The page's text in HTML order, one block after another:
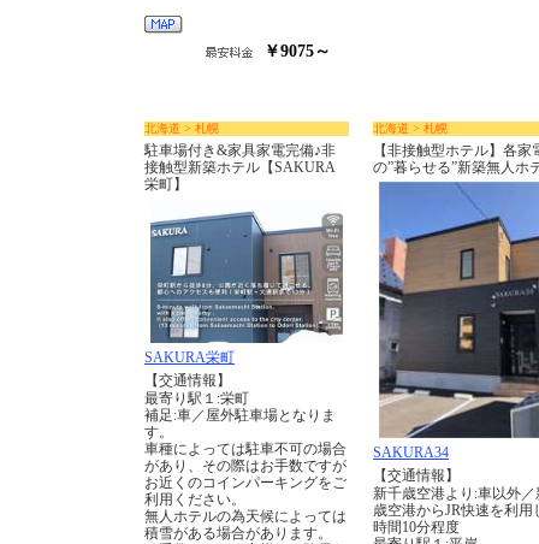
￥9075～
北海道 > 札幌
駐車場付き&家具家電完備♪非
接触型新築ホテル【SAKURA
栄町】
SAKURA栄町
【交通情報】
最寄り駅１:栄町
補足:車／屋外駐車場となりま
す。
車種によっては駐車不可の場合
があり、その際はお手数ですが
お近くのコインパーキングをご
利用ください。
無人ホテルの為天候によっては
積雪がある場合があります。
北海道 > 札幌
【非接触型ホテル】各家
の”暮らせる”新築無人ホ
SAKURA34
【交通情報】
新千歳空港より:車以外／
歳空港からJR快速を利用
時間10分程度